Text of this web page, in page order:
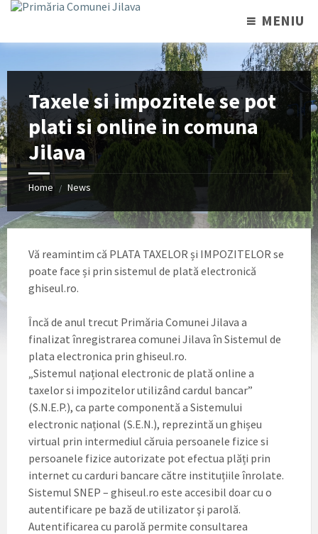
MENIU
Taxele si impozitele se pot
plati si online in comuna
Jilava
Home / News
Vă reamintim că PLATA TAXELOR și IMPOZITELOR se
poate face și prin sistemul de plată electronică
ghiseul.ro.
Încă de anul trecut Primăria Comunei Jilava a
finalizat înregistrarea comunei Jilava în Sistemul de
plata electronica prin ghiseul.ro.
„Sistemul național electronic de plată online a
taxelor si impozitelor utilizând cardul bancar”
(S.N.E.P.), ca parte componentă a Sistemului
electronic național (S.E.N.), reprezintă un ghișeu
virtual prin intermediul căruia persoanele fizice si
persoanele fizice autorizate pot efectua plăți prin
internet cu carduri bancare către instituțiile înrolate.
Sistemul SNEP – ghiseul.ro este accesibil doar cu o
autentificare pe bază de utilizator şi parolă.
Autentificarea cu parolă permite consultarea